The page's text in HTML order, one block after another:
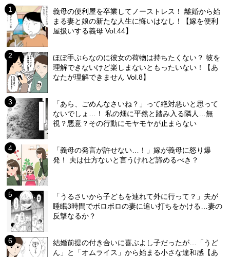
義母の便利屋を卒業してノーストレス！ 離婚から始
まる妻と娘の新たな人生に悔いはなし！【嫁を便利
屋扱いする義母 Vol.44】
ほぼ手ぶらなのに彼女の荷物は持ちたくない？ 彼を
理解できないけど楽しまないともったいない！【あ
なたが理解できません Vol.8】
「あら、ごめんなさいね？」って絶対悪いと思って
ないでしょ…！ 私の畑に平然と踏み入る隣人…無
視？悪意？その行動にモヤモヤが止まらない
「義母の発言が許せない…！」嫁が義母に怒り爆
発！ 夫は仕方ないと言うけれど諦めるべき？
「うるさいから子どもを連れて外に行って？」夫が
睡眠3時間でボロボロの妻に追い打ちをかける…妻の
反撃なるか？
結婚前提の付き合いに喜ぶよし子だったが…「うど
ん」と「オムライス」から始まる小さな違和感【あ